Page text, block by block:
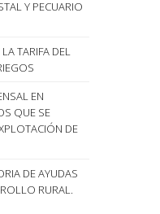
Y PECUARIO
TARIFA DEL
EN
QUE SE
DE
DE AYUDAS
RURAL.